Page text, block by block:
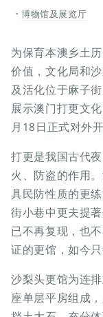
博物馆及展览厅
为保育本澳乡土
价值，文化局和
及活化位于麻子
展示澳门打更文
月18日正式对外开
打更是我国古代
火、防盗的作用
具民防性质的更
街小巷中更夫提
已不再复现，也
证的更馆，如今
沙梨头更馆为连
座单层平房组成